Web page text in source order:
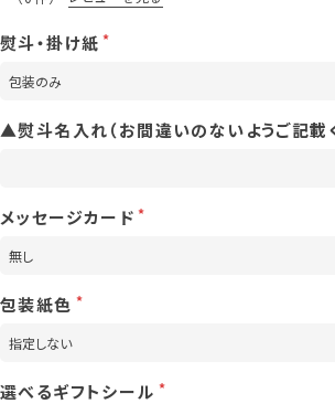
熨斗・掛け紙
▲熨斗名入れ（お間違いのないようご記載く
メッセージカード
包装紙色
選べるギフトシール